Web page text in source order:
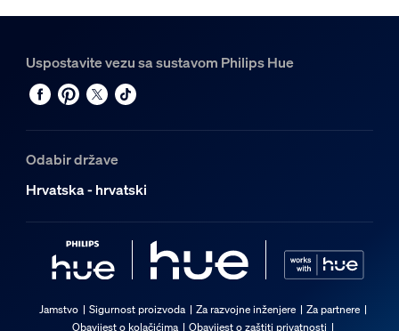
Uspostavite vezu sa sustavom Philips Hue
Odabir države
Hrvatska - hrvatski
Jamstvo Sigurnost proizvoda Za razvojne inženjere
Za partnere
Obavijest o kolačićima
Obavijest o zaštiti privatnosti